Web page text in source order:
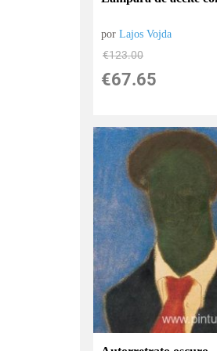
porLajos Vojda
€123.00
€67.65